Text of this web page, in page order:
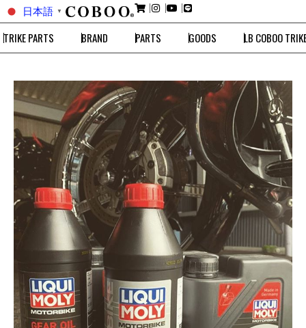
日本語 ▼
TRIKE PARTS BRAND PARTS GOODS LB COBOO